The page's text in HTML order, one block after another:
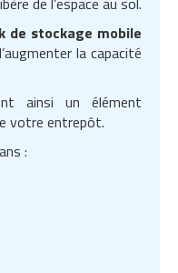
de stockage mobile
la capacité
ainsi un élément
votre entrepôt.
: